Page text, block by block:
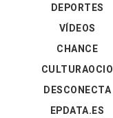
DEPORTES
VÍDEOS
CHANCE
CULTURAOCIO
DESCONECTA
EPDATA.ES